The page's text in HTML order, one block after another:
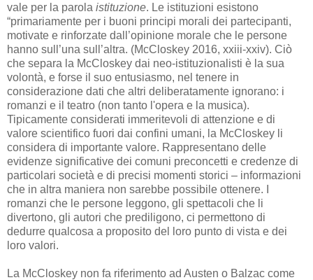
vale per la parola istituzione. Le istituzioni esistono
“primariamente per i buoni principi morali dei partecipanti,
motivate e rinforzate dall’opinione morale che le persone
hanno sull’una sull’altra. (McCloskey 2016, xxiii-xxiv). Ciò
che separa la McCloskey dai neo-istituzionalisti è la sua
volontà, e forse il suo entusiasmo, nel tenere in
considerazione dati che altri deliberatamente ignorano: i
romanzi e il teatro (non tanto l'opera e la musica).
Tipicamente considerati immeritevoli di attenzione e di
valore scientifico fuori dai confini umani, la McCloskey li
considera di importante valore. Rappresentano delle
evidenze significative dei comuni preconcetti e credenze di
particolari società e di precisi momenti storici – informazioni
che in altra maniera non sarebbe possibile ottenere. I
romanzi che le persone leggono, gli spettacoli che li
divertono, gli autori che prediligono, ci permettono di
dedurre qualcosa a proposito del loro punto di vista e dei
loro valori.
La McCloskey non fa riferimento ad Austen o Balzac come